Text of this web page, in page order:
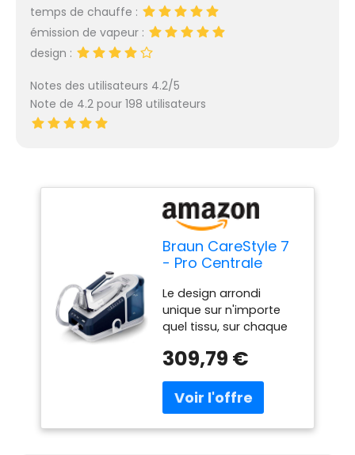
temps de chauffe :
émission de vapeur :
design :
Notes des utilisateurs 4.2/5
Note de 4.2 pour 198 utilisateurs
Braun CareStyle 7
- Pro Centrale
chaude, Vapeur
ultra puissant,
Semelle FreeGlide
3D Plus, Réservoir
XL, Vapeur
Verticale et
Système Anti-
Goutte, Bleu
(IS7282BL)
Le design arrondi
unique sur n'importe
quel tissu, sur chaque
arrière Ainsi, vous ne
accrochés aux
boutons Aux poches
309,79 €